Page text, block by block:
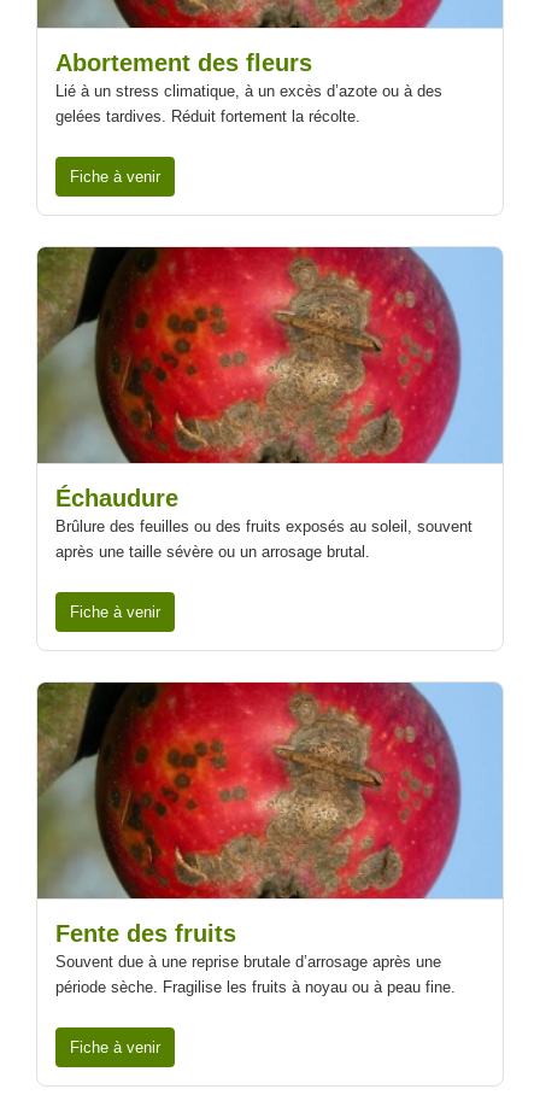
Abortement des fleurs
Lié à un stress climatique, à un excès d’azote ou à des
gelées tardives. Réduit fortement la récolte.
Fiche à venir
Échaudure
Brûlure des feuilles ou des fruits exposés au soleil, souvent
après une taille sévère ou un arrosage brutal.
Fiche à venir
Fente des fruits
Souvent due à une reprise brutale d’arrosage après une
période sèche. Fragilise les fruits à noyau ou à peau fine.
Fiche à venir